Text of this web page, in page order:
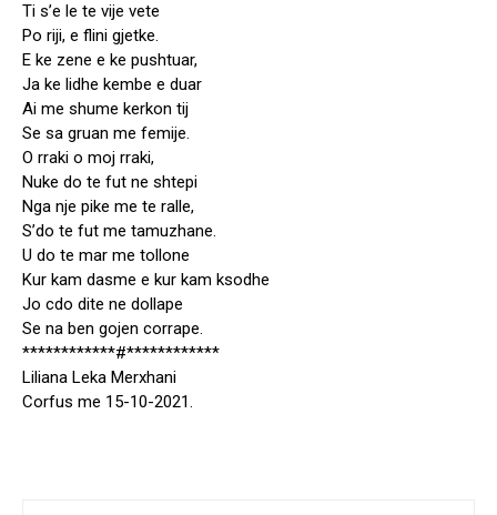
Ti s’e le te vije vete
Po riji, e flini gjetke.
E ke zene e ke pushtuar,
Ja ke lidhe kembe e duar
Ai me shume kerkon tij
Se sa gruan me femije.
O rraki o moj rraki,
Nuke do te fut ne shtepi
Nga nje pike me te ralle,
S’do te fut me tamuzhane.
U do te mar me tollone
Kur kam dasme e kur kam ksodhe
Jo cdo dite ne dollape
Se na ben gojen corrape.
************#************
Liliana Leka Merxhani
Corfus me 15-10-2021.